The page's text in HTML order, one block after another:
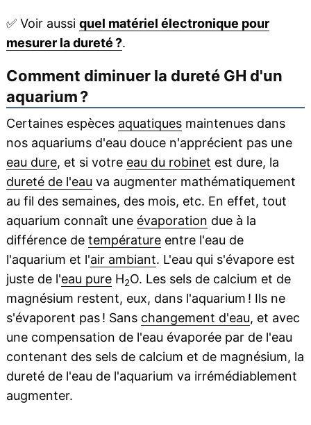
✅Voir aussi quel matériel électronique pour
mesurer la dureté ?.
Comment diminuer la dureté GH d'un
aquarium ?
Certaines espèces aquatiquesmaintenues dans
nos aquariums d'eau douce n'apprécient pas une
eau dure, et si votre eau du robinet est dure, la
dureté de l'eau va augmenter mathématiquement
au fil des semaines, des mois, etc. En effet, tout
aquarium connaît une évaporation due à la
différence de températureentre l'eau de
l'aquarium et l'air ambiant. L'eau qui s'évapore est
juste de l'eau pureH2O. Les sels de calcium et de
magnésium restent, eux, dans l'aquarium ! Ils ne
s'évaporent pas ! Sans changement d'eau, et avec
une compensation de l'eau évaporée par de l'eau
contenant des sels de calcium et de magnésium, la
dureté de l'eau de l'aquarium va irrémédiablement
augmenter.